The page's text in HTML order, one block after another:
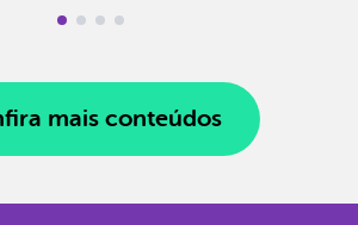
mais conteúdos